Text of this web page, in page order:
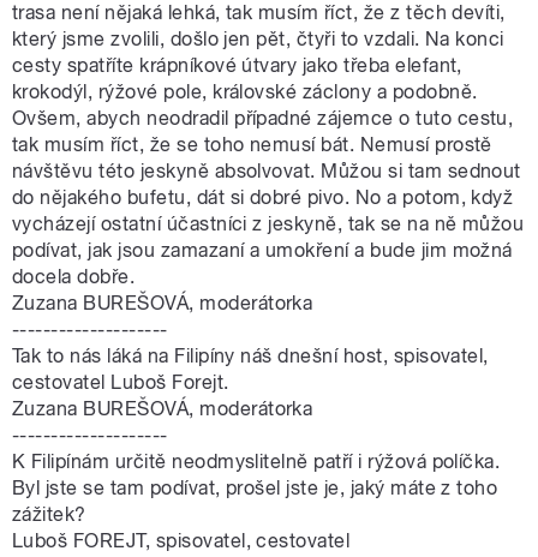
trasa není nějaká lehká, tak musím říct, že z těch devíti,
který jsme zvolili, došlo jen pět, čtyři to vzdali. Na konci
cesty spatříte krápníkové útvary jako třeba elefant,
krokodýl, rýžové pole, královské záclony a podobně.
Ovšem, abych neodradil případné zájemce o tuto cestu,
tak musím říct, že se toho nemusí bát. Nemusí prostě
návštěvu této jeskyně absolvovat. Můžou si tam sednout
do nějakého bufetu, dát si dobré pivo. No a potom, když
vycházejí ostatní účastníci z jeskyně, tak se na ně můžou
podívat, jak jsou zamazaní a umokření a bude jim možná
docela dobře.
Zuzana BUREŠOVÁ, moderátorka
--------------------
Tak to nás láká na Filipíny náš dnešní host, spisovatel,
cestovatel Luboš Forejt.
Zuzana BUREŠOVÁ, moderátorka
--------------------
K Filipínám určitě neodmyslitelně patří i rýžová políčka.
Byl jste se tam podívat, prošel jste je, jaký máte z toho
zážitek?
Luboš FOREJT, spisovatel, cestovatel